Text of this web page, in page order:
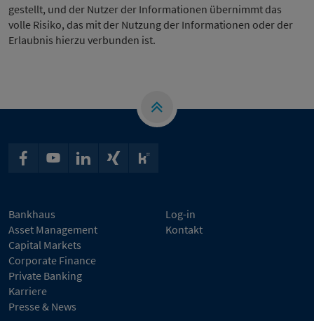
gestellt, und der Nutzer der Informationen übernimmt das
volle Risiko, das mit der Nutzung der Informationen oder der
Erlaubnis hierzu verbunden ist.
Bankhaus
Asset Management
Capital Markets
Corporate Finance
Private Banking
Karriere
Presse & News
Log-in
Kontakt